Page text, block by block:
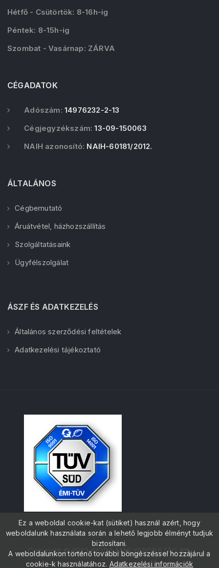
Hétfő - Csütörtök: 8-16h-ig
Péntek: 8-15h-ig
Szombat - Vasárnap: ZÁRVA
CÉGADATOK
Adószám: 14976232-2-13
Cégjegyzékszám: 13-09-150063
NAIH azonosító: NAIH-60181/2012.
ÁLTALÁNOS
Cégbemutató
Áruátvétel, házhozszállítás
Szolgáltatásaink
Ügyfélszolgálat
ÁSZF ÉS ADATKEZELÉS
Általános szerződési feltételek
Adatkezelési tájékoztató
Copyright © 2023 IRODA MAGYARORSZÁG Kft.
Ez a weboldal cookie-kat (sütiket) használ azért, hogy
weboldalunk használata során a lehető legjobb élményt tudjuk
biztosítani.
A weboldalunkon történő további böngészéssel hozzájárul a
cookie-k használatához. Adatkezelési információk